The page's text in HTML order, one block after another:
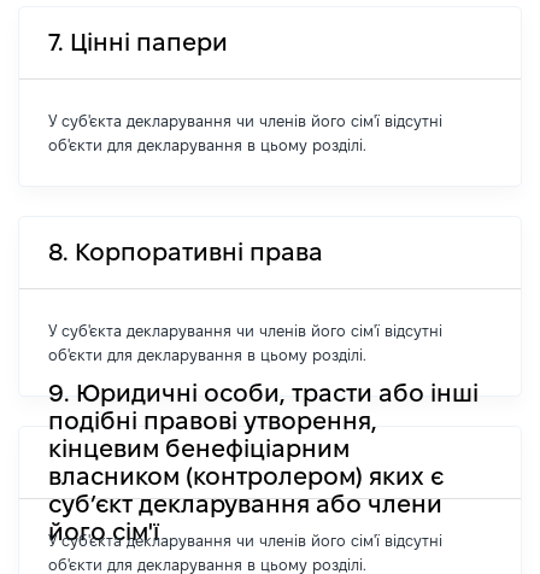
7. Цінні папери
У суб'єкта декларування чи членів його сім'ї відсутні
об'єкти для декларування в цьому розділі.
8. Корпоративні права
У суб'єкта декларування чи членів його сім'ї відсутні
об'єкти для декларування в цьому розділі.
9. Юридичні особи, трасти або інші
подібні правові утворення,
кінцевим бенефіціарним
власником (контролером) яких є
суб’єкт декларування або члени
його сім'ї
У суб'єкта декларування чи членів його сім'ї відсутні
об'єкти для декларування в цьому розділі.